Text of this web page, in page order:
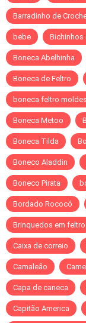
Barradinho de
bebe Bichinhos
Boneca Abelhinha
Boneca de Feltro
boneca feltro
Boneca Metoo
Boneca Tilda
Boneco Aladdin
Boneco Pirata
Bordado Rococó
Brinquedos em feltro
Caixa de correio
Camaleão
Capa de caneca
Capitão America